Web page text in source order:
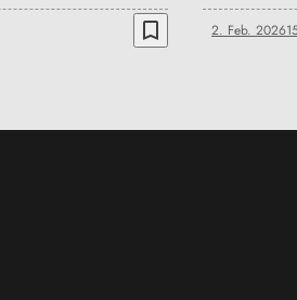
bookmark_border 2. Feb. 2026